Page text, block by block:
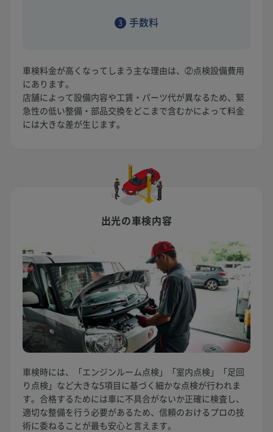
3 手数料
車検料金が高くなってしまう主な理由は、②点検設備費用
にあります。
店舗によって設備内容や工賃・パーツ代が異なるため、緊
急性の低い整備・部品交換をどこまで含むかによって料金
には大きな差が生じます。
出光の車検内容
車検時には、「エンジンルーム点検」「室内点検」「足回
り点検」など大きな5項目に基づく細かな点検が行われま
す。合格するためには車に不具合がないか正確に検査し、
適切な整備を行う必要があるため、信頼のおけるプロの技
術に委ねることが最も安心と言えます。